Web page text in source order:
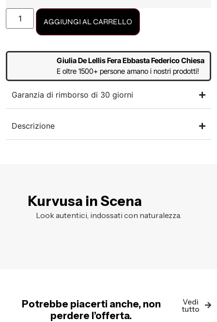
AGGIUNGI AL CARRELLO
Giulia De Lellis Fera Ebbasta Federico Chiesa
E oltre 1500+ persone amano i nostri prodotti!
Garanzia di rimborso di 30 giorni
Descrizione
Kurvusa in Scena
Look autentici, indossati con naturalezza.
Potrebbe piacerti anche, non
perdere l’offerta.
Vedi
tutto